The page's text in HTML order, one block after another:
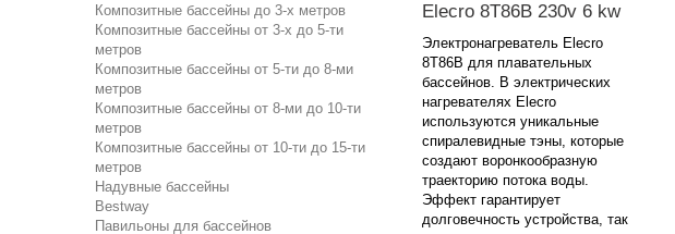
Композитные бассейны до 3-х метров
Композитные бассейны от 3-х до 5-ти
метров
Композитные бассейны от 5-ти до 8-ми
метров
Композитные бассейны от 8-ми до 10-ти
метров
Композитные бассейны от 10-ти до 15-ти
метров
Надувные бассейны
Bestway
Павильоны для бассейнов
Elecro 8Т86В 230v 6 kw
Электронагреватель Elecro
8Т86В для плавательных
бассейнов. В электрических
нагревателях Elecro
используются уникальные
спиралевидные тэны, которые
создают воронкообразную
траекторию потока воды.
Эффект гарантирует
долговечность устройства, так